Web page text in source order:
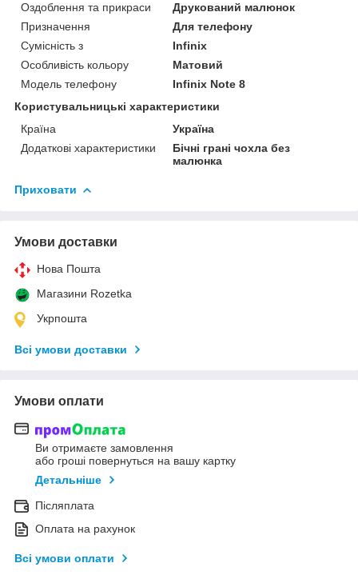
Оздоблення та прикраси
Друкований малюнок
Призначення
Для телефону
Сумісність з
Infinix
Особливість кольору
Матовий
Модель телефону
Infinix Note 8
Користувальницькі характеристики
Країна
Україна
Додаткові характеристики
Бічні грані чохла без
малюнка
Приховати
Умови доставки
Нова Пошта
Магазини Rozetka
Укрпошта
Всі умови доставки
Умови оплати
Ви отримаєте замовлення
або гроші повернуться на вашу картку
Детальніше
Післяплата
Оплата на рахунок
Всі умови оплати